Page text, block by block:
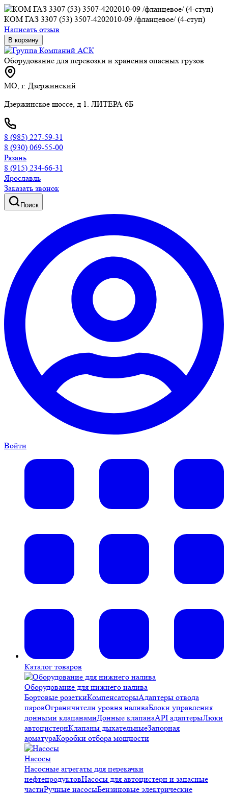
КОМ ГАЗ 3307 (53) 3507-4202010-09 /фланцевое/ (4-ступ)
Написать отзыв
В корзину
Оборудование для перевозки и хранения опасных грузов
МО, г. Дзержинский
Дзержинское шоссе, д 1. ЛИТЕРА 6Б
8 (985) 227-59-31
8 (930) 069-55-00
Рязань
8 (915) 234-66-31
Ярославль
Заказать звонок
Поиск
Войти
Каталог товаров
Оборудование для нижнего налива
Бортовые розеткиКомпенсаторыАдаптеры отвода
паровОграничители уровня наливаБлоки управления
донными клапанамиДонные клапанаAPI адаптерыЛюки
автоцистернКлапаны дыхательныеЗапорная
арматураКоробки отбора мощности
Насосы
Насосные агрегаты для перекачки
нефтепродуктовНасосы для автоцистерн и запасные
частиРучные насосыБензиновые электрические